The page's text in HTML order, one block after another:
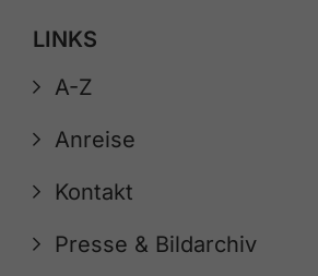
LINKS
A-Z
Anreise
Kontakt
Presse & Bildarchiv